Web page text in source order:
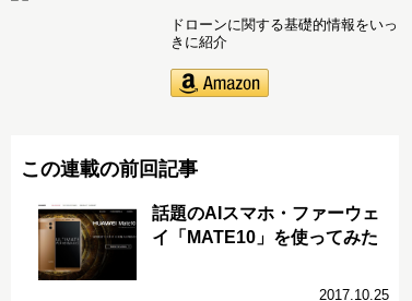
ドローンに関する基礎的情報をいっ
きに紹介
この連載の前回記事
話題のAIスマホ・ファーウェ
イ「MATE10」を使ってみた
2017.10.25